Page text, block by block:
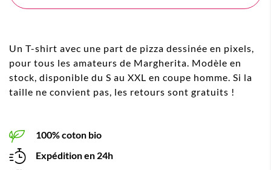
Un T-shirt avec une part de pizza dessinée en pixels,
pour tous les amateurs de Margherita. Modèle en
stock, disponible du S au XXL en coupe homme. Si la
taille ne convient pas, les retours sont gratuits !
100% coton bio
Expédition en 24h